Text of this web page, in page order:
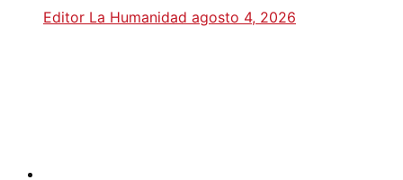
Editor La Humanidad agosto 4, 2026